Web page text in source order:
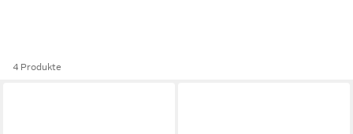
4 Produkte